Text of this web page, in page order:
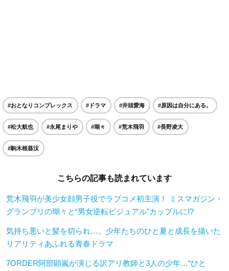
#おとなりコンプレックス #ドラマ #井頭愛海 #原因は自分にある。
#松大航也 #永尾まりや #瑚々 #荒木飛羽 #長野凌大
#駒木根葵汰
こちらの記事も読まれています
荒木飛羽が美少女顔男子役でラブコメ初主演！ ミスマガジン・
グランプリの瑚々と“男女逆転ビジュアル”カップルに!?
気持ち悪いと髪を切られ…。少年たちのひと夏と成長を描いた
リアリティあふれる青春ドラマ
7ORDER阿部顕嵐が演じる訳アリ教師と3人の少年…“ひと